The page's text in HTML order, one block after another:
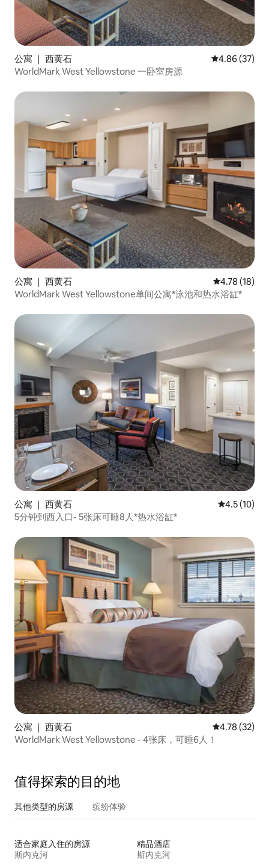
公寓 ｜ 西黄石 平均评分
4.86 (37)
WorldMark West Yellowstone 一卧室房源
公寓 ｜ 西黄石 平均评分
4.78 (18)
WorldMark West Yellowstone单间公寓*泳池和热水浴缸*
公寓 ｜ 西黄石 平均评分
4.5 (10)
5分钟到西入口- 5张床可睡8人*热水浴缸*
公寓 ｜ 西黄石 平均评分
4.78 (32)
WorldMark West Yellowstone - 4张床，可睡6人！
值得探索的目的地
其他类型的房源 缤纷体验
适合家庭入住的房源
斯内克河
精品酒店
斯内克河